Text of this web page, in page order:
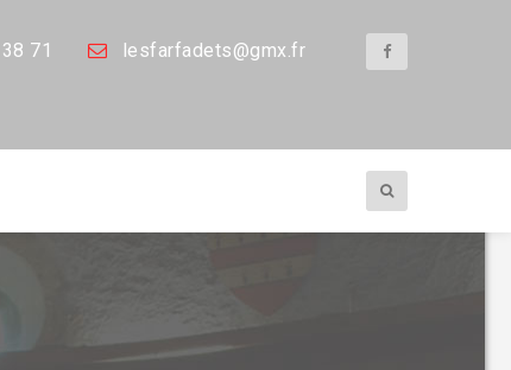
71 lesfarfadets@gmx.fr